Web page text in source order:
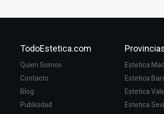
TodoEstetica.com
Quien Somos
Contacto
Blog
Publicidad
Estetica
Estetica
Estetica
Estetica